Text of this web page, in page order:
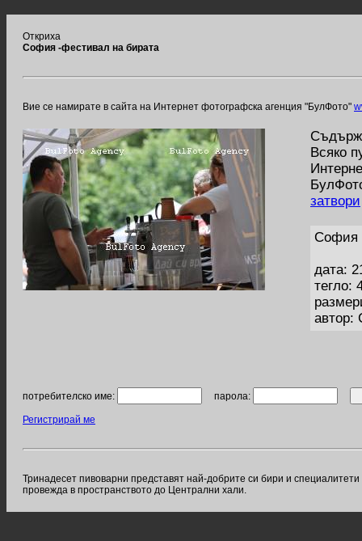
Откриха
София -фестивал на бирата
Вие се намирате в сайта на Интернет фотографска агенция "БулФото"
Всяко
затвори
София
дата:
тегло:
автор:
потребителско име: парола:
Регистрирай ме
Тринадесет пивоварни представят най-добрите си бири и
провежда в пространството до Централни хали.